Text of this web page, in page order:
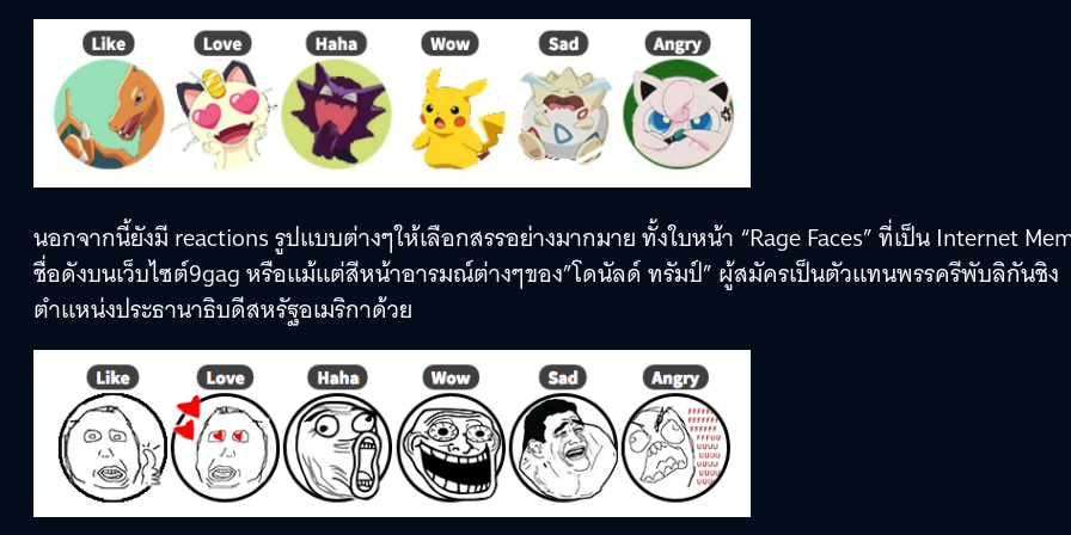
นอกจากนี้ยังมี reactions รูปแบบต่างๆให้เลือกสรรอย่างมากมาย ทั้งใบหน้า “Rage Faces” ที่เป็น Internet
ชื่อดังบนเว็บไซต์9gag หรือแม้แต่สีหน้าอารมณ์ต่างๆของ”โดนัลด์ ทรัมป์” ผู้สมัครเป็นตัวแทนพรรครีพับลิกันชิง
ตำแหน่งประธานาธิบดีสหรัฐอเมริกาด้วย